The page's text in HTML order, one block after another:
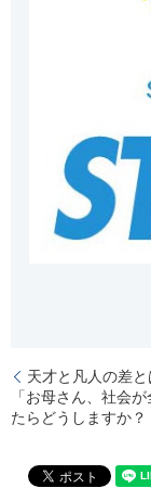
天才と凡人の差と
「お母さん、社会
たらどうしますか？